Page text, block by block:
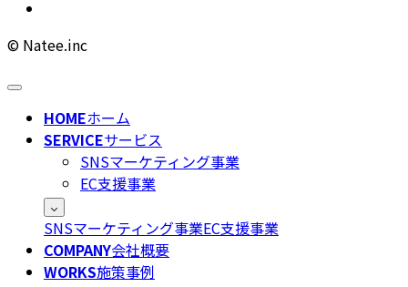
© Natee.inc
HOMEホーム
SERVICEサービス
SNSマーケティング事業
EC支援事業
SNSマーケティング事業EC支援事業
COMPANY会社概要
WORKS施策事例